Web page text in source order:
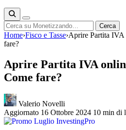
Cerca Cerca
Home›Fisco e Tasse›Aprire Partita IVA
fare?
Aprire Partita IVA
Come fare?
Valerio Novelli
Aggiornato 16 Ottobre 2024 10 min di